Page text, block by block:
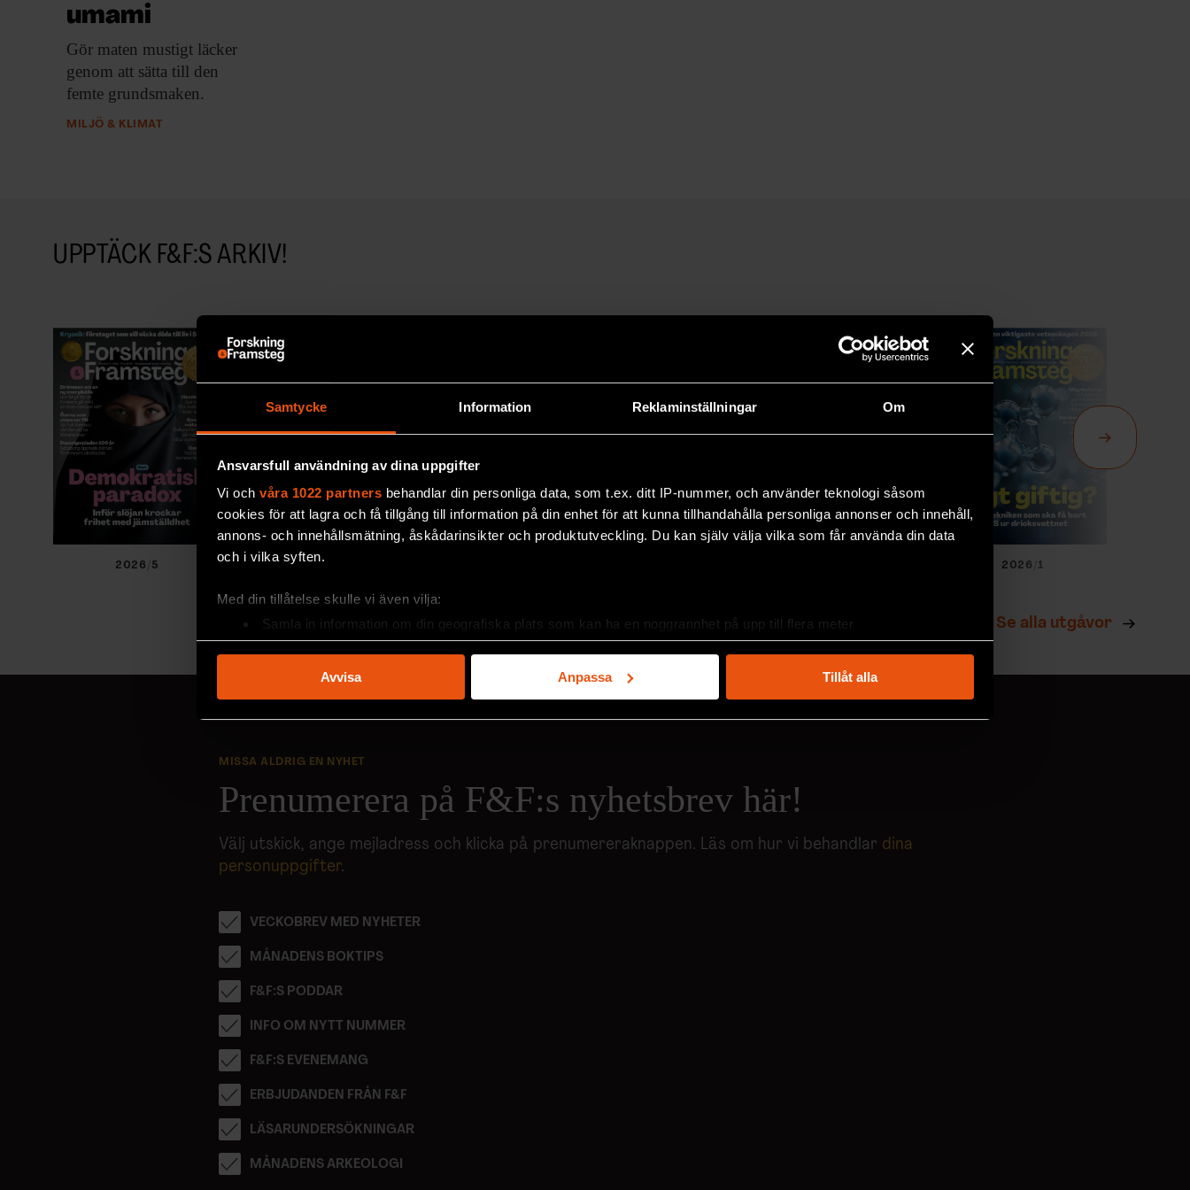
Samtycke Information Reklaminställningar Om
Ansvarsfull användning av dina uppgifter
Vi och våra 1022 partners behandlar din personliga data, som t.ex. ditt IP-nummer, och använder teknologi såsom
cookies för att lagra och få tillgång till information på din enhet för att kunna tillhandahålla personliga annonser och innehåll,
annons- och innehållsmätning, åskådarinsikter och produktutveckling. Du kan själv välja vilka som får använda din data
och i vilka syften.
Med din tillåtelse skulle vi även vilja:
Samla in information om din geografiska plats som kan ha en noggrannhet på upp till flera meter
Identifiera din enhet genom att aktivt skanna den för specifika kännetecken (fingeravtryck)
Ta reda på mer om hur dina personliga uppgifter behandlas och ställ in dina preferenser i
detaljsektionen. Du kan ändra
sociala medier och analysera vår trafik. Vi vidarebefordrar även sådana identifierare och annan information från din enhet
med annan information som du har tillhandahållit eller som de har samlat in när du har använt deras tjänster.
Avvisa Anpassa Tillåt alla
umami
Gör maten mustigt läcker
genom att sätta till den
femte grundsmaken.
MILJÖ & KLIMAT
UPPTÄCK F&F:S ARKIV!
2026/5 2026/1
Se alla utgåvor
MISSA ALDRIG EN NYHET
Prenumerera på F&F:s nyhetsbrev här!
Välj utskick, ange mejladress och klicka på prenumereraknappen. Läs om hur vi behandlar dina
personuppgifter.
VECKOBREV MED NYHETER
MÅNADENS BOKTIPS
F&F:S PODDAR
INFO OM NYTT NUMMER
F&F:S EVENEMANG
ERBJUDANDEN FRÅN F&F
LÄSARUNDERSÖKNINGAR
MÅNADENS ARKEOLOGI